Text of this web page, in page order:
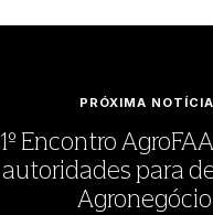
PRÓXIMA NOTÍCIA
1º Encontro
autoridades para
Agronegócio